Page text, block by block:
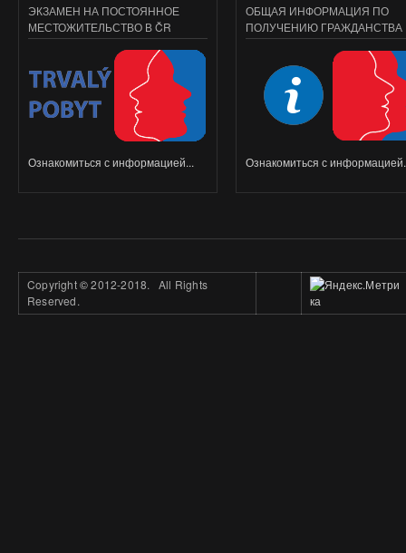
ЭКЗАМЕН НА ПОСТОЯННОЕ
МЕСТОЖИТЕЛЬСТВО В ČR
Ознакомиться с информацией...
ОБЩАЯ ИНФОРМАЦИЯ ПО
ПОЛУЧЕНИЮ ГРАЖДАНСТВА
Ознакомиться с
Copyright©2012-2018. All Rights
Reserved.